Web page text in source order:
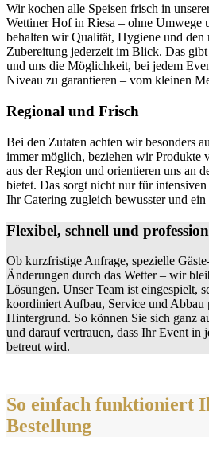
Wir kochen alle Speisen frisch in
Wettiner Hof in Riesa – ohne Umwege
behalten wir Qualität, Hygiene und
Zubereitung jederzeit im Blick. Das
und uns die Möglichkeit, bei jedem
Niveau zu garantieren – vom kleinen
Regional und Frisch
Bei den Zutaten achten wir besonders
immer möglich, beziehen wir Produkte
aus der Region und orientieren uns an
bietet. Das sorgt nicht nur für
Ihr Catering zugleich bewusster und
Flexibel, schnell und
Ob kurzfristige Anfrage, spezielle
Änderungen durch das Wetter – wir
Lösungen. Unser Team ist eingespielt,
koordiniert Aufbau, Service und Abbau
Hintergrund. So können Sie sich ganz
und darauf vertrauen, dass Ihr Event in
betreut wird.
So einfach funktioniert
Bestellung